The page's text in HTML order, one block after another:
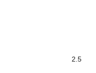
2.5